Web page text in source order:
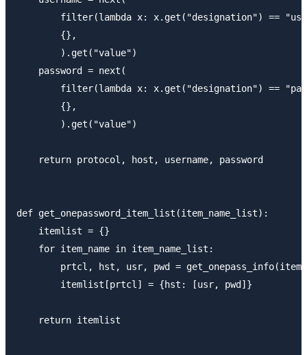
filter(lambda x: x.get("designation") ==
        {},
        ).get("value")
    password = next(
filter(lambda x: x.get("designation") ==
        {},
        ).get("value")
    return protocol, host, username, password
def get_onepassword_item_list(item_name_list):
    itemlist = {}
    for item_name in item_name_list:
prtcl, hst, usr, pwd =
        itemlist[prtcl] = {hst: [usr, pwd]}
    return itemlist